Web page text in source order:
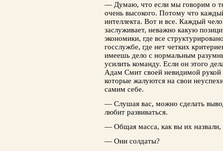
— Думаю, что если мы говорим о
очень высокого. Потому что
интеллекта. Вот и все. Каждый
заслуживает, неважно какую
экономики, где все
госслужбе, где нет четких
имеешь дело с нормальным
усилить команду. Если он этого
Адам Смит своей невидимой рукой
которые жалуются на свои
самим себе.
— Слушая вас, можно сделать
любит развиваться.
— Общая масса, как вы их назвали,
— Они солдаты?